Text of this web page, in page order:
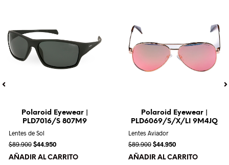
Polaroid Eyewear |
PLD7016/S 807M9
Lentes de Sol
$89.900 $44.950
AÑADIR AL CARRITO
Polaroid Eyewear |
PLD6069/S/X/LI 9M4JQ
Lentes Aviador
$89.900 $44.950
AÑADIR AL CARRITO